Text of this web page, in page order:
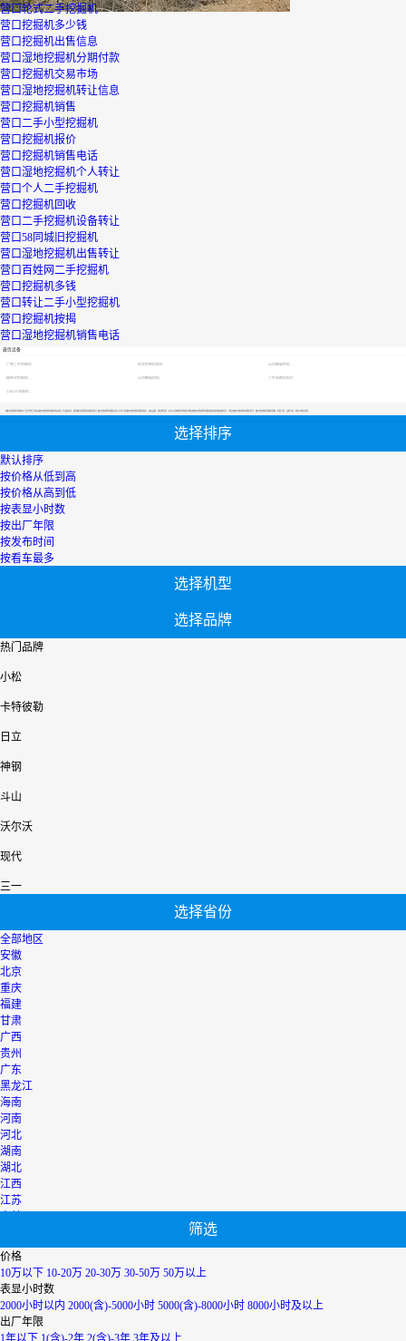
营口轮式二手挖掘机
营口挖掘机多少钱
营口挖掘机出售信息
营口湿地挖掘机分期付款
营口挖掘机交易市场
营口湿地挖掘机转让信息
营口挖掘机销售
营口二手小型挖掘机
营口挖掘机报价
营口挖掘机销售电话
营口湿地挖掘机个人转让
营口个人二手挖掘机
营口挖掘机回收
营口二手挖掘机设备转让
营口58同城旧挖掘机
营口湿地挖掘机出售转让
营口百姓网二手挖掘机
营口挖掘机多钱
营口转让二手小型挖掘机
营口挖掘机按揭
营口湿地挖掘机销售电话
最优设备
广西二手挖掘机 轮式挖掘机报价
二手压路机报价
【营口赶集网旧挖掘机】专区为您汇总有关营口赶集网旧挖掘机有关的二手设备信息，提供营口赶集网旧挖掘机转让,营口赶集网旧挖掘机买卖,市场,包括营口赶集网旧挖掘机报价，热卖品牌，热卖地区等；还可以直接看到为您精心挑选的营口赶集网旧挖掘机相关的机械设备信息，包括其营口赶集网旧挖掘机型号、营口赶集网旧挖掘机参数、机型介绍、品牌介绍、新机价格信息等；
选择排序
默认排序
按价格从低到高
按价格从高到低
按表显小时数
按出厂年限
按发布时间
按看车最多
选择机型
选择品牌
热门品牌
小松
卡特彼勒
日立
神钢
斗山
沃尔沃
现代
三一
选择省份
全部地区
安徽
北京
重庆
福建
甘肃
广西
贵州
广东
黑龙江
海南
河南
河北
湖南
湖北
江西
江苏
宁夏
内蒙古
青海
上海
陕西
山西
筛选
价格
10万以下 10-20万 20-30万 30-50万 50万以上
表显小时数
2000小时以内 2000(含)-5000小时 5000(含)-8000小时 8000小时及以上
出厂年限